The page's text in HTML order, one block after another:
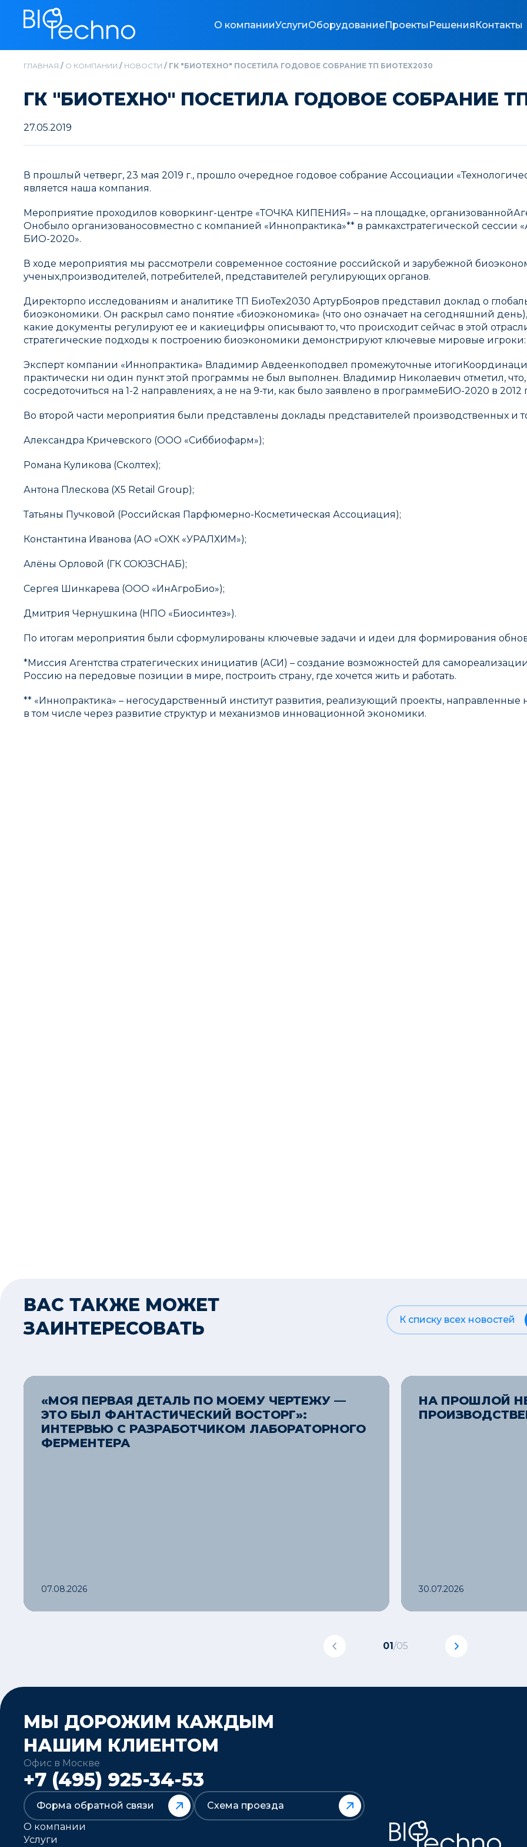
О компанииУслугиОборудованиеПроекты РешенияКонтакты
ГЛАВНАЯ / О КОМПАНИИ / НОВОСТИ / ГК "БИОТЕХНО" ПОСЕТИЛА ГОДОВОЕ СОБРАНИЕ ТП БИОТЕХ2030
ГК "БИОТЕХНО" ПОСЕТИЛА ГОДОВОЕ СОБРАНИЕ
27.05.2019
В прошлый четверг, 23 мая 2019 г., прошло очередное годовое собрание Ассоциации
является наша компания.
Мероприятие проходилов коворкинг-центре «ТОЧКА КИПЕНИЯ» – на площадке,
Онобыло организованосовместно с компанией «Иннопрактика»** в рамкахстратегической
БИО-2020».
В ходе мероприятия мы рассмотрели современное состояние российской и зарубежной
ученых,производителей, потребителей, представителей регулирующих органов.
Директорпо исследованиям и аналитике ТП БиоТех2030 АртурБояров представил доклад о
биоэкономики. Он раскрыл само понятие «биоэкономика» (что оно означает на сегодняшний
какие документы регулируют ее и какиецифры описывают то, что происходит сейчас в этой
стратегические подходы к построению биоэкономики демонстрируют ключевые мировые
Эксперт компании «Иннопрактика» Владимир Авдеенкоподвел промежуточные
практически ни один пункт этой программы не был выполнен. Владимир Николаевич отметил,
сосредоточиться на 1-2 направлениях, а не на 9-ти, как было заявлено в программеБИО-2020 в 2012
Во второй части мероприятия были представлены доклады представителей производственных и
Александра Кричевского (ООО «Сиббиофарм»);
Романа Куликова (Сколтех);
Антона Плескова (X5 Retail Group);
Татьяны Пучковой (Российская Парфюмерно-Косметическая Ассоциация);
Константина Иванова (АО «ОХК «УРАЛХИМ»);
Алёны Орловой (ГК СОЮЗСНАБ);
Сергея Шинкарева (ООО «ИнАгроБио»);
Дмитрия Чернушкина (НПО «Биосинтез»).
По итогам мероприятия были сформулированы ключевые задачи и идеи для формирования
*Миссия Агентства стратегических инициатив (АСИ) – создание возможностей для
Россию на передовые позиции в мире, построить страну, где хочется жить и работать.
** «Иннопрактика» – негосударственный институт развития, реализующий проекты, направленные
в том числе через развитие структур и механизмов инновационной экономики.
ВАС ТАКЖЕ МОЖЕТ
ЗАИНТЕРЕСОВАТЬ
К списку всех новостей
«МОЯ ПЕРВАЯ ДЕТАЛЬ ПО МОЕМУ ЧЕРТЕЖУ —
ЭТО БЫЛ ФАНТАСТИЧЕСКИЙ ВОСТОРГ»:
ИНТЕРВЬЮ С РАЗРАБОТЧИКОМ ЛАБОРАТОРНОГО
ФЕРМЕНТЕРА
07.08.2026
НА ПРОШЛОЙ
30.07.2026
01/05
МЫ ДОРОЖИМ КАЖДЫМ
НАШИМ КЛИЕНТОМ
Офис в Москве
+7 (495) 925-34-53
Форма обратной связи
Схема проезда
О компании
Услуги